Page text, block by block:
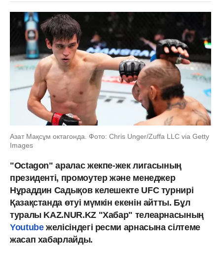
Азат Мақсұм октагонда. Фото: Chris Unger/Zuffa LLC via Getty
Images
"Octagon" аралас жекпе-жек лигасының
президенті, промоутер және менеджер
Нұраддин Садықов келешекте UFC турнирі
Қазақстанда өтуі мүмкін екенін айтты. Бұл
туралы KAZ.NUR.KZ "Хабар" телеарнасының
Youtubeжелісіндегі ресми арнасына сілтеме
жасап хабарлайды.